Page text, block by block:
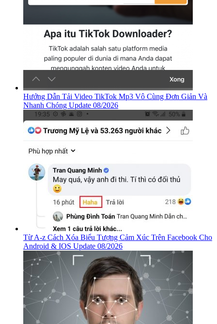
Hướng Dẫn Tải Video TikTok Mp3 Vô Cùng Đơn Giản Và
Nhanh Chóng Update 08/2026
Từ A-z Cách Xóa Biểu Tượng Cảm Xúc Trên Facebook Cho
Android & IOS Update 08/2026